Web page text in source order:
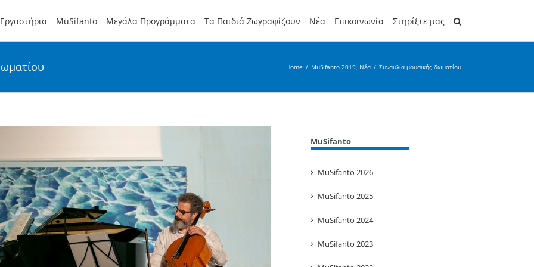
MuSifanto Μεγάλα Προγράμματα Τα Παιδιά Ζωγραφίζουν Νέα Επικοινωνία Στηρίξτε μας
Home / MuSifanto 2019, Νέα / Συναυλία μουσικής δωματίου
MuSifanto
MuSifanto 2026
MuSifanto 2025
MuSifanto 2024
MuSifanto 2023